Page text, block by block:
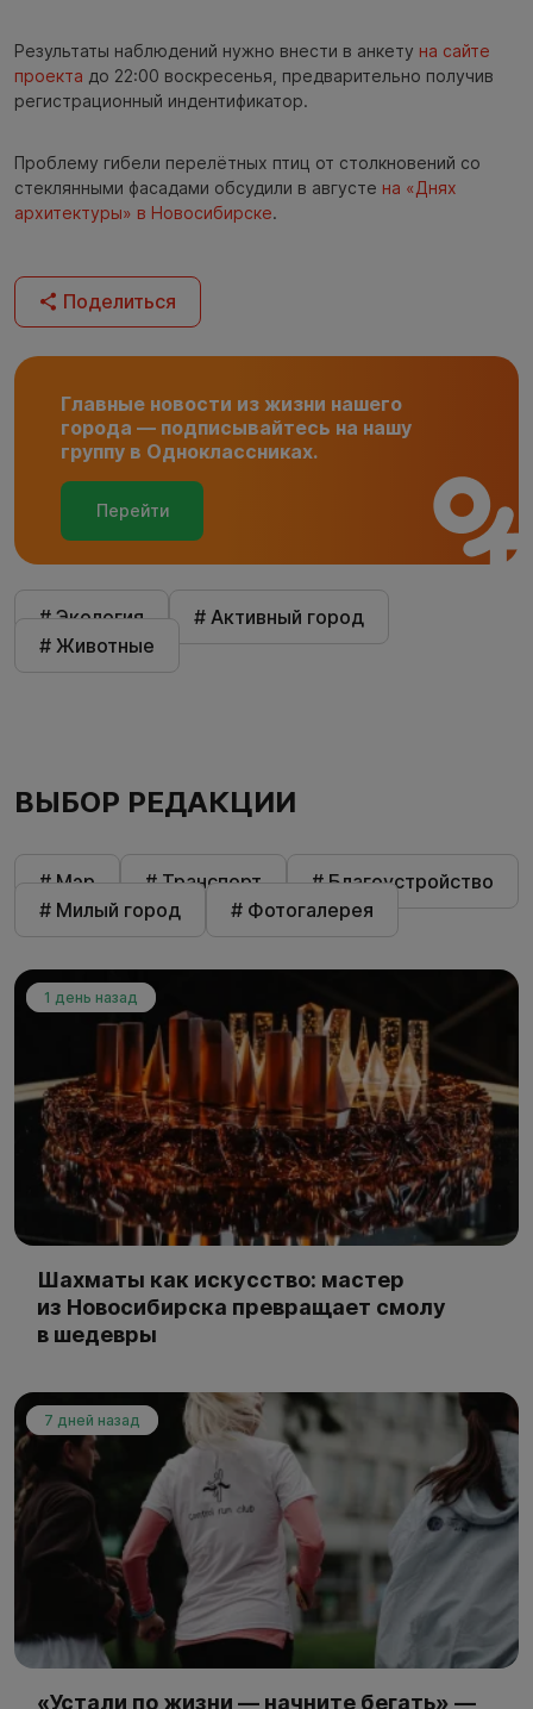
Результаты наблюдений нужно внести в анкету на сайте
проекта до 22:00 воскресенья, предварительно получив
регистрационный индентификатор.
Проблему гибели перелётных птиц от столкновений со
стеклянными фасадами обсудили в августе на «Днях
архитектуры» в Новосибирске.
Поделиться
Главные новости из жизни нашего
города — подписывайтесь на нашу
группу в Одноклассниках.
Перейти
# Экология
# Активный город
# Животные
ВЫБОР РЕДАКЦИИ
# Мэр # Транспорт
# Благоустройство
# Милый город
# Фотогалерея
1 день назад
Шахматы как искусство: мастер
из Новосибирска превращает смолу
в шедевры
7 дней назад
«Устали по жизни — начните бегать» —